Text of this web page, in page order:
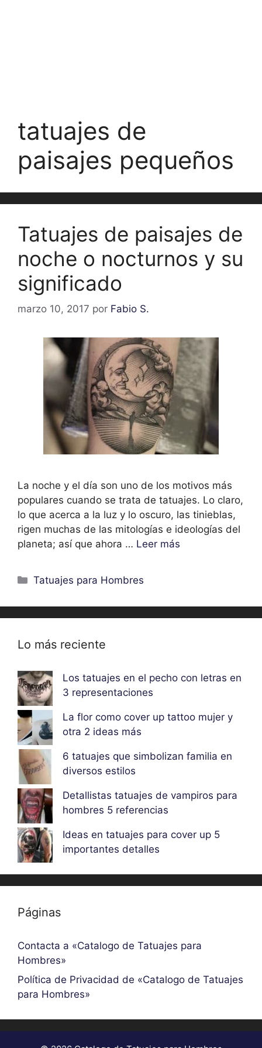
tatuajes de
paisajes pequeños
Tatuajes de paisajes de
noche o nocturnos y su
significado
marzo 10, 2017 por Fabio S.
La noche y el día son uno de los motivos más
populares cuando se trata de tatuajes. Lo claro,
lo que acerca a la luz y lo oscuro, las tinieblas,
rigen muchas de las mitologías e ideologías del
planeta; así que ahora … Leer más
Categorías
Tatuajes para Hombres
Lo más reciente
Los tatuajes en el pecho con letras en
3 representaciones
La flor como cover up tattoo mujer y
otra 2 ideas más
6 tatuajes que simbolizan familia en
diversos estilos
Detallistas tatuajes de vampiros para
hombres 5 referencias
Ideas en tatuajes para cover up 5
importantes detalles
Páginas
Contacta a «Catalogo de Tatuajes para
Hombres»
Política de Privacidad de «Catalogo de Tatuajes
para Hombres»